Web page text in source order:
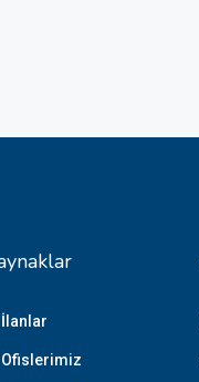
İlanlar
Ofislerimiz